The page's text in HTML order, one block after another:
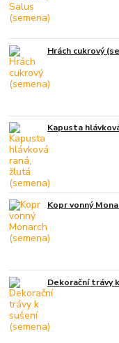
Hrách cukrový
Kapusta
Kopr vonný
Dekorační trávy